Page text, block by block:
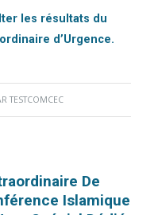
les résultats du
d’Urgence.
TESTCOMCEC
De
Islamique